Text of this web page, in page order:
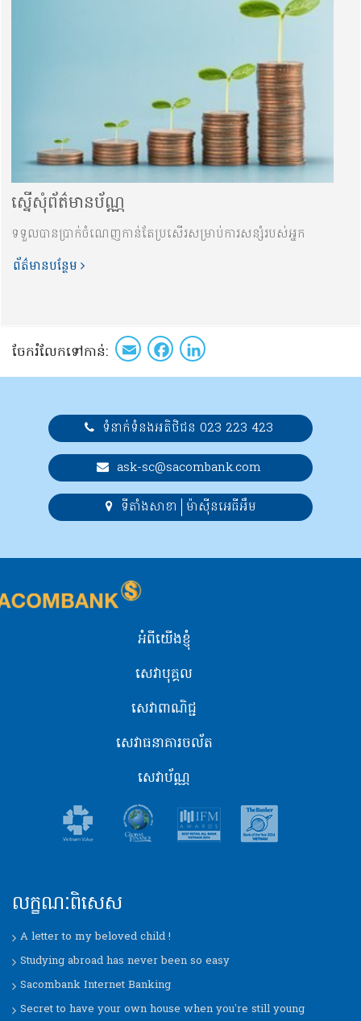
ស្នើសុំព័ត៌មានប័ណ្ណ
ទទួលបាន​ប្រាក់ចំណេញកាន់តែប្រសើរ​សម្រាប់ការសន្សំរបស់អ្នក
ព័ត៌មានបន្ថែម
ចែក​រំលែក​ទៅកាន់​: EmailFacebook
ទំនាក់ទំនងអតិថិជន 023 223 423
ask-sc@sacombank.com
ទីតាំងសាខា ម៉ាស៊ីនអេធីអឹម
អំពីយើងខ្ញុំ
សេវាបុគ្គល
សេវាពាណិជ្ជ
សេវាធនាគារចល័ត
សេវាប័ណ្ណ
លក្ខណៈពិសេស
A letter to my beloved child !
Studying abroad has never been so easy
Sacombank Internet Banking
Secret to have your own house when you’re still young